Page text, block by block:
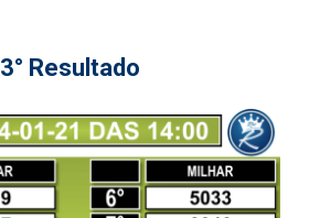
3° Resultado